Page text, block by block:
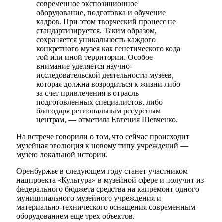
современное экспозиционное
оборудование, подготовка и обучение
кадров. При этом творческий процесс не
стандартизируется. Таким образом,
сохраняется уникальность каждого
конкретного музея как генетического кода
той или иной территории. Особое
внимание уделяется научно-
исследовательской деятельности музеев,
которая должна возродиться к жизни либо
за счет привлечения в отрасль
подготовленных специалистов, либо
благодаря региональным ресурсным
центрам, — отметила Евгения Шевченко.
На встрече говорили о том, что сейчас происходит
музейная эволюция к новому типу учреждений —
музею локальной истории.
Оренбуржье в следующем году станет участником
нацпроекта «Культура» в музейной сфере и получит из
федерального бюджета средства на капремонт одного
муниципального музейного учреждения и
материально-технического оснащения современным
оборудованием еще трех объектов.